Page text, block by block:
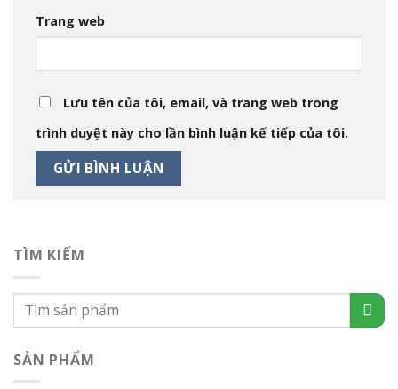
Trang web
Lưu tên của tôi, email, và trang web trong
trình duyệt này cho lần bình luận kế tiếp của tôi.
TÌM KIẾM
SẢN PHẨM